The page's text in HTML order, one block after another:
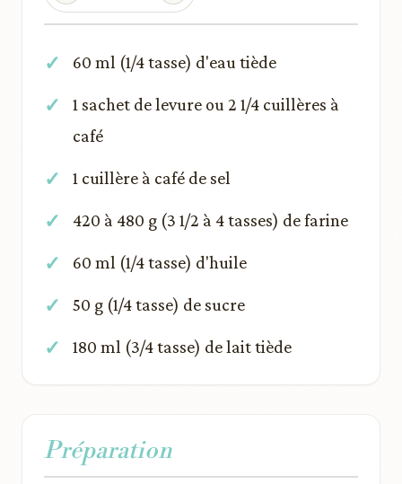
60 ml (1/4 tasse) d'eau tiède
1 sachet de levure ou 2 1/4 cuillères à
café
1 cuillère à café de sel
420 à 480 g (3 1/2 à 4 tasses) de farine
60 ml (1/4 tasse) d'huile
50 g (1/4 tasse) de sucre
180 ml (3/4 tasse) de lait tiède
Préparation